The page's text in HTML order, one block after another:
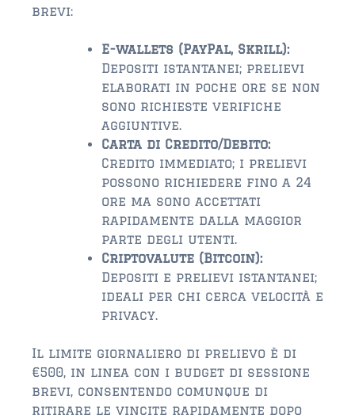
brevi:
E-wallets (PayPal, Skrill):
Depositi istantanei; prelievi
elaborati in poche ore se non
sono richieste verifiche
aggiuntive.
Carta di Credito/Debito:
Credito immediato; i prelievi
possono richiedere fino a 24
ore ma sono accettati
rapidamente dalla maggior
parte degli utenti.
Criptovalute (Bitcoin):
Depositi e prelievi istantanei;
ideali per chi cerca velocità e
privacy.
Il limite giornaliero di prelievo è di
€500, in linea con i budget di sessione
brevi, consentendo comunque di
ritirare le vincite rapidamente dopo